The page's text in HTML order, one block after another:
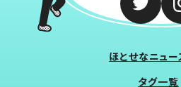
ほとせなニュー
タグ一覧